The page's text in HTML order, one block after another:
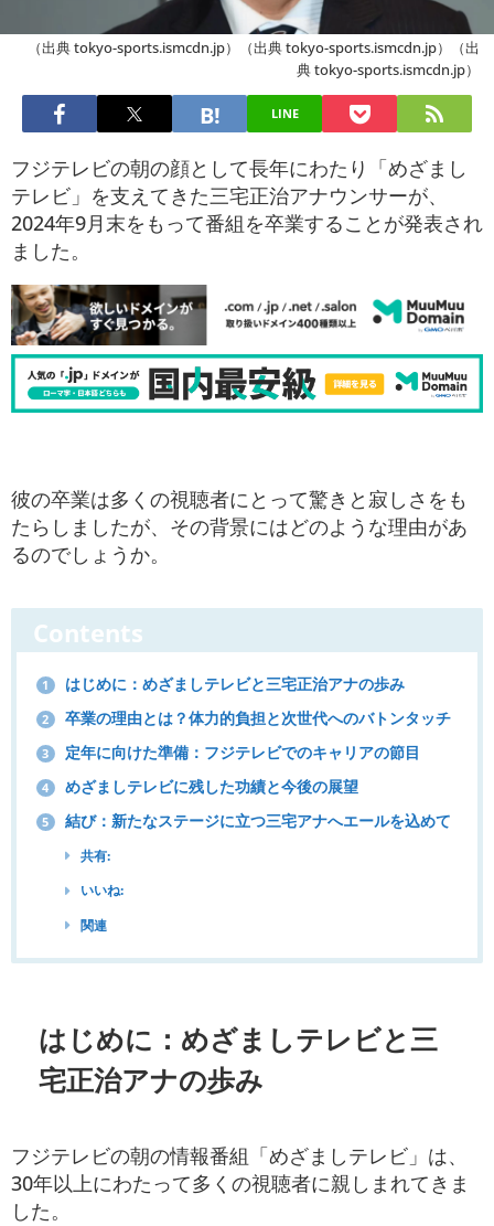
（出典 tokyo-sports.ismcdn.jp）（出典 tokyo-sports.ismcdn.jp）（出
典 tokyo-sports.ismcdn.jp）
LINE
フジテレビの朝の顔として長年にわたり「めざまし
テレビ」を支えてきた三宅正治アナウンサーが、
2024年9月末をもって番組を卒業することが発表され
ました。
彼の卒業は多くの視聴者にとって驚きと寂しさをも
たらしましたが、その背景にはどのような理由があ
るのでしょうか。
Contents
1 はじめに：めざましテレビと三宅正治アナの歩み
2 卒業の理由とは？体力的負担と次世代へのバトンタッチ
3 定年に向けた準備：フジテレビでのキャリアの節目
4 めざましテレビに残した功績と今後の展望
5 結び：新たなステージに立つ三宅アナへエールを込めて
共有:
いいね:
関連
はじめに：めざましテレビと三
宅正治アナの歩み
フジテレビの朝の情報番組「めざましテレビ」は、
30年以上にわたって多くの視聴者に親しまれてきま
した。